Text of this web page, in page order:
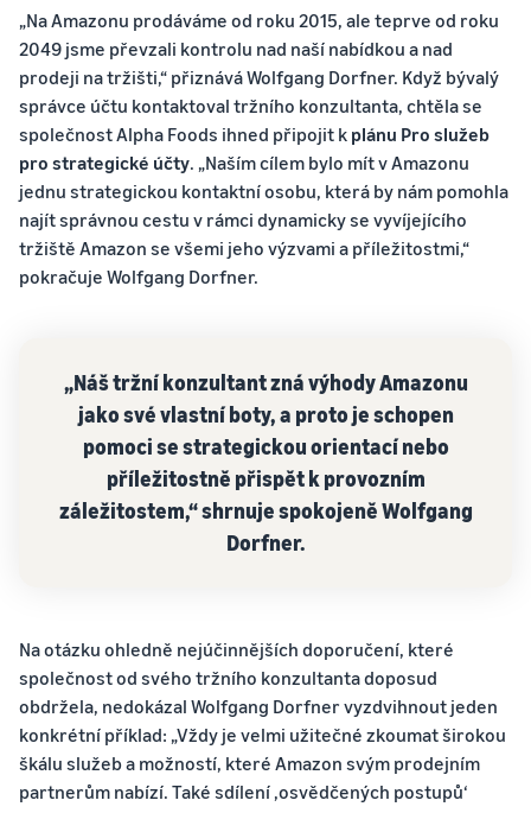
příběh,
skutečný
růst. Mohl
bys být
další?
vašich
levných
produktů
Zjistěte sazby
za levné
dodávané
společností
Amazon pro
způsobilé
produkty s
ochrany značky
a
marketingovým
nástrojům
zvířata
Jak prodávat doplňky
online
Rozšiřte svůj online prodej
doplňků stravy
Jak prodávat sluchátka
online
Prodávejte sluchátka
zákazníkům po celém světě
Rozšiřte svou značku trička
„Na Amazonu prodáváme od roku 2015, ale teprve od roku
2049 jsme převzali kontrolu nad naší nabídkou a nad
prodeji na tržišti,“ přiznává Wolfgang Dorfner. Když bývalý
správce účtu kontaktoval tržního konzultanta, chtěla se
společnost Alpha Foods ihned připojit k plánu Pro služeb
pro strategické účty. „Naším cílem bylo mít v Amazonu
jednu strategickou kontaktní osobu, která by nám pomohla
najít správnou cestu v rámci dynamicky se vyvíjejícího
tržiště Amazon se všemi jeho výzvami a příležitostmi,“
pokračuje Wolfgang Dorfner.
„Náš tržní konzultant zná výhody Amazonu
jako své vlastní boty, a proto je schopen
pomoci se strategickou orientací nebo
příležitostně přispět k provozním
záležitostem,“ shrnuje spokojeně Wolfgang
Dorfner.
Na otázku ohledně nejúčinnějších doporučení, které
společnost od svého tržního konzultanta doposud
obdržela, nedokázal Wolfgang Dorfner vyzdvihnout jeden
konkrétní příklad: „Vždy je velmi užitečné zkoumat širokou
škálu služeb a možností, které Amazon svým prodejním
partnerům nabízí. Také sdílení ‚osvědčených postupů‘